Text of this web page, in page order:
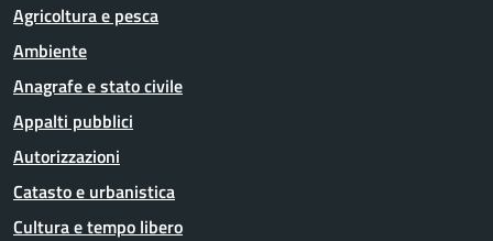
Agricoltura e pesca
Ambiente
Anagrafe e stato civile
Appalti pubblici
Autorizzazioni
Catasto e urbanistica
Cultura e tempo libero